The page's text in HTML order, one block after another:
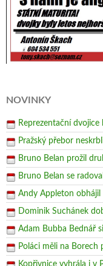
NOVINKY
Reprezentační
Pražský přebor
Bruno Belan prožil
Bruno Belan se
Andy Appleton
Dominik Suchánek
Adam Bubba Bednář
Poláci měli na Borech
Kopřivnice vyhrála i v